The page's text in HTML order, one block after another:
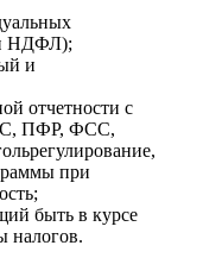
НДФЛ);
и
отчетности с
ПФР, ФСС,
при
быть в курсе
налогов.